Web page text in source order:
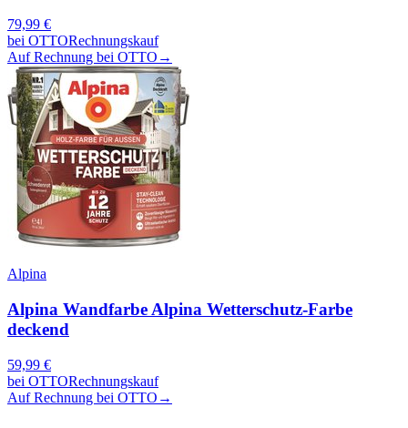
79,99 €
bei OTTORechnungskauf
Auf Rechnung bei OTTO →
Alpina
Alpina Wandfarbe Alpina Wetterschutz-Farbe
deckend
59,99 €
bei OTTORechnungskauf
Auf Rechnung bei OTTO →